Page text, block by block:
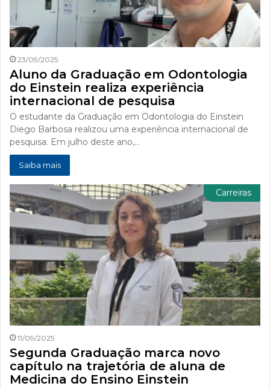
23/09/2025
Aluno da Graduação em Odontologia
do Einstein realiza experiência
internacional de pesquisa
O estudante da Graduação em Odontologia do Einstein
Diego Barbosa realizou uma experiência internacional de
pesquisa. Em julho deste ano,…
Saiba mais
Carreiras
11/09/2025
Segunda Graduação marca novo
capítulo na trajetória de aluna de
Medicina do Ensino Einstein